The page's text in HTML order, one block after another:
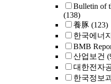
Bulletin of
(138)
養豚 (123)
한국에너
BMB
산업보건
대한전자
한국정보